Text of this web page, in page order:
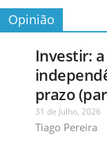
Opinião
Investir:
prazo
31 de Julho, 2026
Tiago Pereira